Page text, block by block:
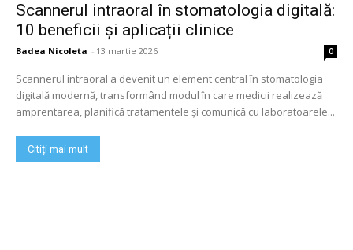
Scannerul intraoral în stomatologia digitală:
10 beneficii și aplicații clinice
Badea Nicoleta - 13 martie 2026 0
Scannerul intraoral a devenit un element central în stomatologia
digitală modernă, transformând modul în care medicii realizează
amprentarea, planifică tratamentele și comunică cu laboratoarele...
Citiți mai mult